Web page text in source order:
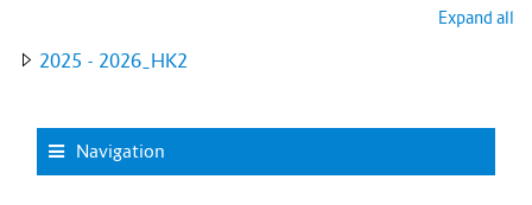
Expand all
2025 - 2026_HK2
Navigation